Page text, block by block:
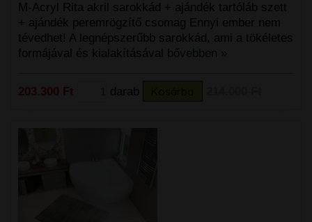
M-Acryl Rita akril sarokkád + ajándék tartóláb szett
+ ajándék peremrögzítő csomag Ennyi ember nem
tévedhet! A legnépszerűbb sarokkád, ami a tökéletes
formájával és kialakításával
bővebben »
203.300 Ft darab